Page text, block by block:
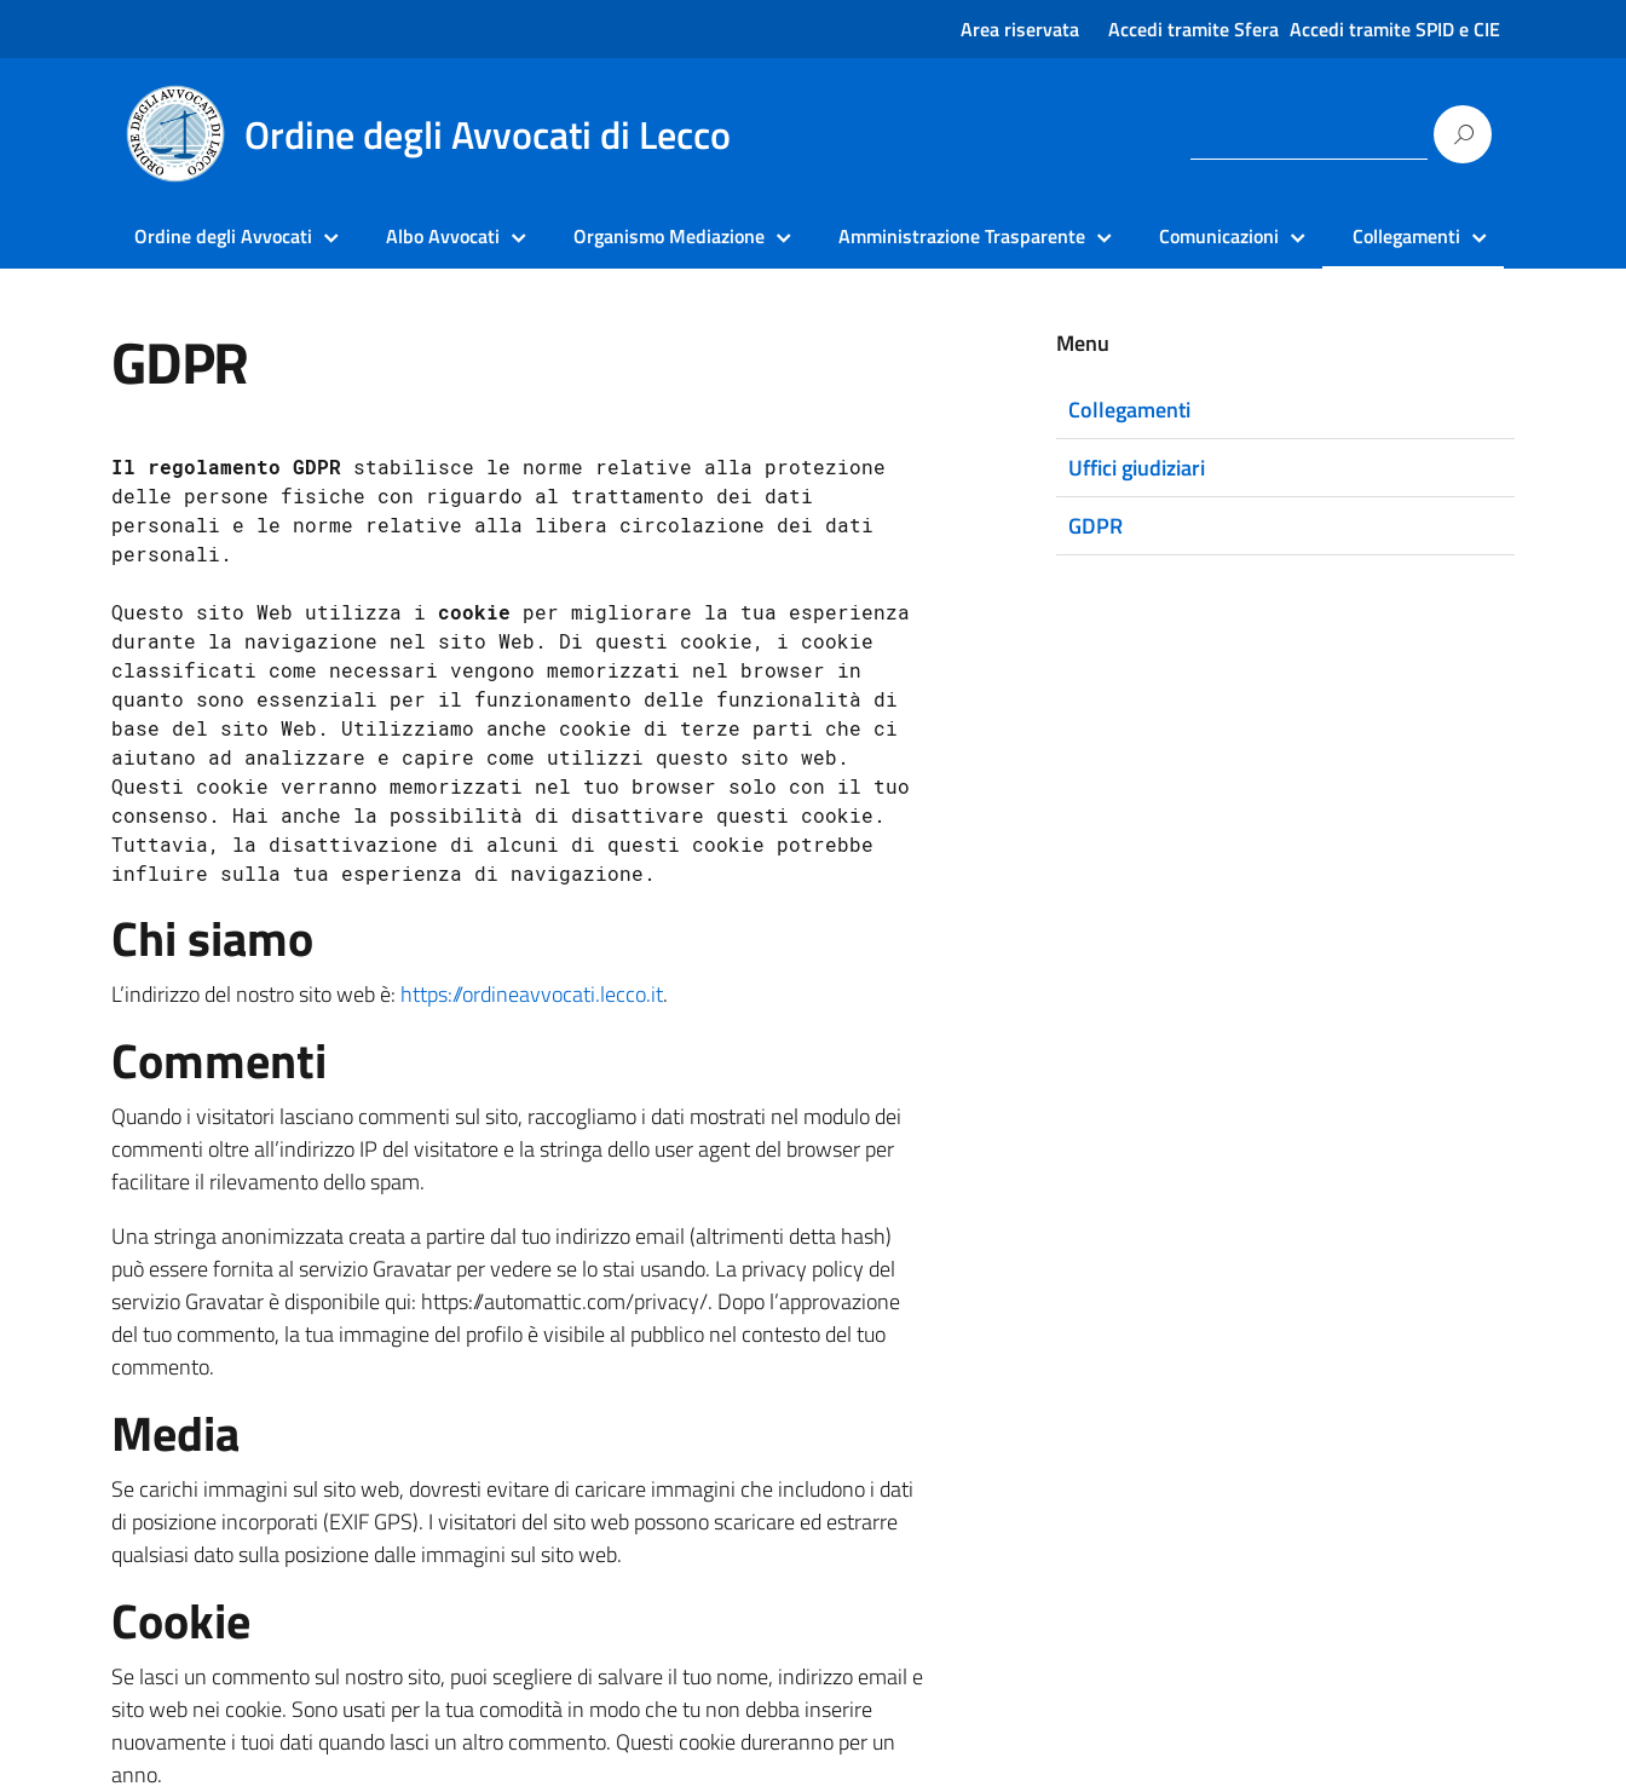
Area riservata Accedi tramite Sfera Accedi tramite SPID e CIE
Ordine degli Avvocati di Lecco
Ordine degli Avvocati Albo Avvocati Organismo Mediazione Amministrazione Trasparente Comunicazioni Collegamenti
GDPR
Il regolamento GDPR stabilisce le norme relative alla protezione
delle persone fisiche con riguardo al trattamento dei dati
personali e le norme relative alla libera circolazione dei dati
personali.
Questo sito Web utilizza i cookie per migliorare la tua esperienza
durante la navigazione nel sito Web. Di questi cookie, i cookie
classificati come necessari vengono memorizzati nel browser in
quanto sono essenziali per il funzionamento delle funzionalità di
base del sito Web. Utilizziamo anche cookie di terze parti che ci
aiutano ad analizzare e capire come utilizzi questo sito web.
Questi cookie verranno memorizzati nel tuo browser solo con il tuo
consenso. Hai anche la possibilità di disattivare questi cookie.
Tuttavia, la disattivazione di alcuni di questi cookie potrebbe
Chi siamo
L’indirizzo del nostro sito web è: https://ordineavvocati.lecco.it.
Commenti
Quando i visitatori lasciano commenti sul sito, raccogliamo i dati mostrati nel modulo dei
commenti oltre all’indirizzo IP del visitatore e la stringa dello user agent del browser per
facilitare il rilevamento dello spam.
Una stringa anonimizzata creata a partire dal tuo indirizzo email (altrimenti detta hash)
può essere fornita al servizio Gravatar per vedere se lo stai usando. La privacy policy del
servizio Gravatar è disponibile qui: https://automattic.com/privacy/. Dopo l’approvazione
del tuo commento, la tua immagine del profilo è visibile al pubblico nel contesto del tuo
commento.
Media
Se carichi immagini sul sito web, dovresti evitare di caricare immagini che includono i dati
di posizione incorporati (EXIF GPS). I visitatori del sito web possono scaricare ed estrarre
qualsiasi dato sulla posizione dalle immagini sul sito web.
Cookie
Se lasci un commento sul nostro sito, puoi scegliere di salvare il tuo nome, indirizzo email e
sito web nei cookie. Sono usati per la tua comodità in modo che tu non debba inserire
nuovamente i tuoi dati quando lasci un altro commento. Questi cookie dureranno per un
anno.
Menu
Collegamenti
Uffici giudiziari
GDPR